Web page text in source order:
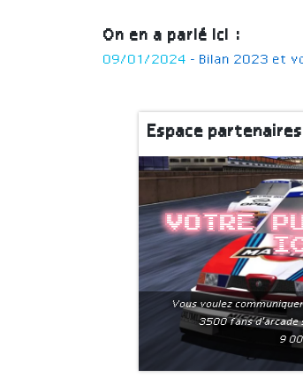
On en a parlé ici :
09/01/2024 - Bilan 2023 et
Espace partenaires
Votre
Vous voulez
3500 fans d'arcade
9